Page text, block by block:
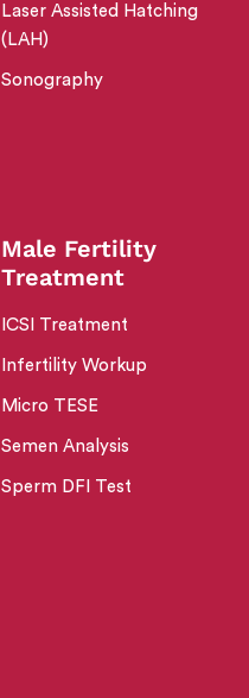
Laser Assisted Hatching
(LAH)
Sonography
Male Fertility
Treatment
ICSI Treatment
Infertility Workup
Micro TESE
Semen Analysis
Sperm DFI Test